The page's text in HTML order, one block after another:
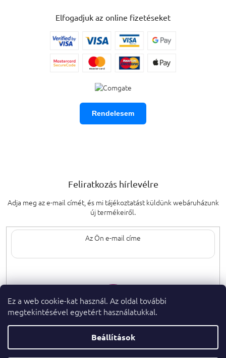
Ez a web cookie-kat használ. Az oldal további
megtekintésével egyetért használatukkal.
Beállítások
Elfogadjuk az online fizetéseket
Rendelesem
Feliratkozás hírlevélre
Adja meg az e-mail címét, és mi tájékoztatást küldünk webáruházunk
új termékeiről.
Copyright 2026parfumeshop.hu. Minden jog fenntartva.